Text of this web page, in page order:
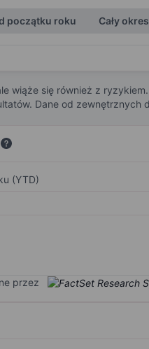
początku roku Cały okres
wiąże się również z
Dane od zewnętrznych
(YTD)
przez